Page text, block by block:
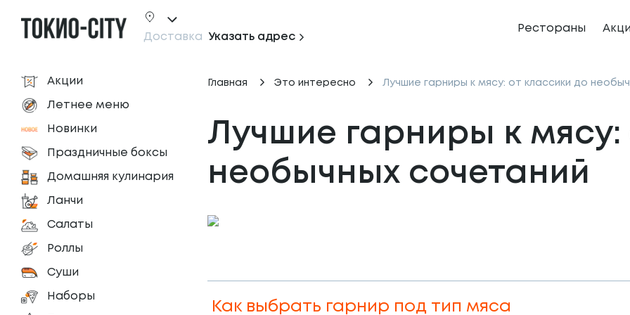
Доставка Указать адрес
Рестораны
Акции
Летнее меню
Новинки
Праздничные боксы
Домашняя кулинария
Ланчи
Салаты
Роллы
Суши
Наборы
Главная Это интересно Лучшие гарниры к мясу: от классики до
Лучшие гарниры к мясу:
необычных сочетаний
Как выбрать гарнир под тип мяса